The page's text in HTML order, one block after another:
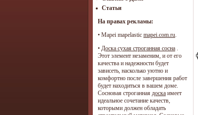
Статьи
На правах рекламы:
• Mapei mapelastic mapei.com.ru.
• Доска сухая строганная сосна .
Этот элемент незаменим, и от его
качества и надежности будет
зависеть, насколько уютно и
комфортно после завершения работ
будет находиться в вашем доме.
Сосновая строганная доска имеет
идеальное сочетание качеств,
которыми должен обладать